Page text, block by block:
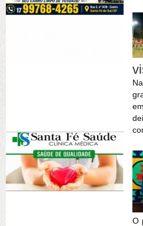
O